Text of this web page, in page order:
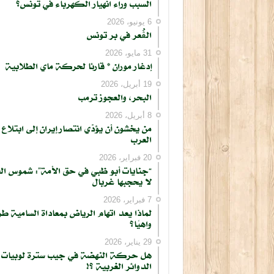
كتابة بريدك الإلكتروني...
السبب وراء انهيار الكهرباء في تونس؟
6 يونيو، 2026
الڨُعر في بر تونس
31 مايو، 2026
إدغار موران * قارئا لحركة ماي الطلابية
19 أبريل، 2026
البحر، والعجوز ترمب
8 أبريل، 2026
من يخشون أن يؤدّي انتصار إيران إلى ابتلاع
العرب
20 فبراير، 2026
“جنايات أبو ظبي في حق الأمة”: شموس
لا يحجبها غربال
7 فبراير، 2026
لماذا يعد اتهام الرياض بمعاداة السامية
واهيًا؟
29 يناير، 2026
هل حركة النهضة في جيب سترة لوبيات
الدوائر الغربية ؟!